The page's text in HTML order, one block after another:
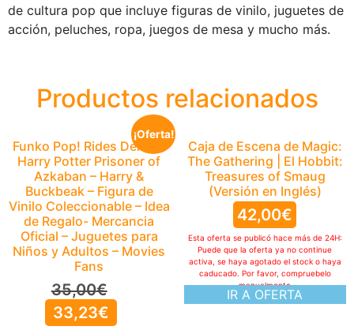
de cultura pop que incluye figuras de vinilo, juguetes de
acción, peluches, ropa, juegos de mesa y mucho más.
Productos relacionados
¡Oferta!
Funko Pop! Rides Deluxe:
Harry Potter Prisoner of
Azkaban – Harry &
Buckbeak – Figura de
Vinilo Coleccionable – Idea
de Regalo- Mercancia
Oficial – Juguetes para
Niños y Adultos – Movies
Fans
35,00€
33,23€
Caja de Escena de Magic:
The Gathering | El Hobbit:
Treasures of Smaug
(Versión en Inglés)
42,00€
IR A OFERTA
Esta oferta se publicó hace más de 24H:
Puede que la oferta ya no continue
activa, se haya agotado el stock o haya
caducado. Por favor, compruebelo
manualmente